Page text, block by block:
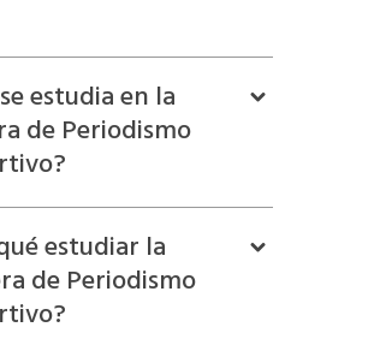
estudia en la
de Periodismo
estudiar la
de Periodismo